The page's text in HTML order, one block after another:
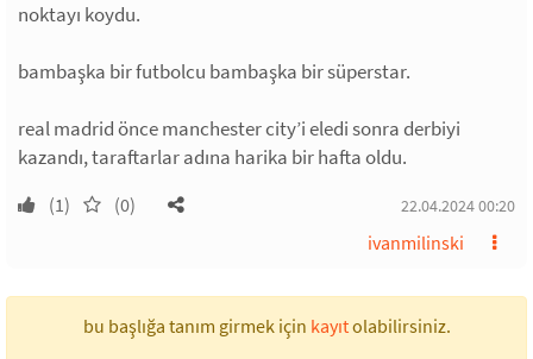
noktayı koydu.
bambaşka bir futbolcu bambaşka bir süperstar.
real madrid önce manchester city’i eledi sonra derbiyi
kazandı, taraftarlar adına harika bir hafta oldu.
(1) (0) 22.04.2024 00:20
ivanmilinski
bu başlığa tanım girmek için kayıtolabilirsiniz.